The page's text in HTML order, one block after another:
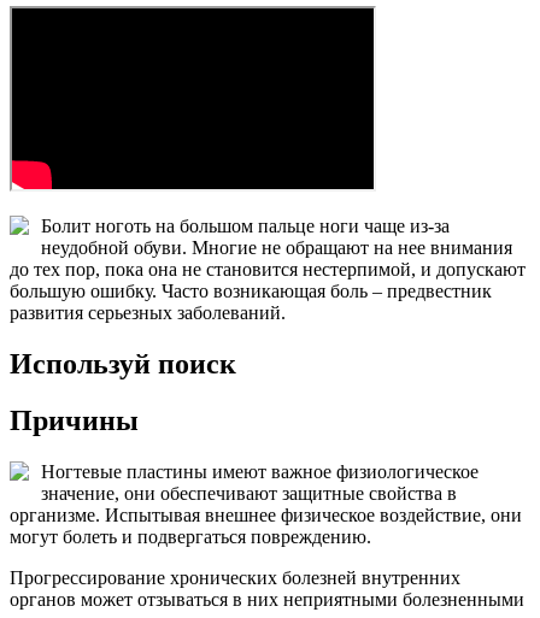
Болит ноготь на большом пальце ноги чаще из-за
неудобной обуви. Многие не обращают на нее внимания
до тех пор, пока она не становится нестерпимой, и допускают
большую ошибку. Часто возникающая боль – предвестник
развития серьезных заболеваний.
Используй поиск
Причины
Ногтевые пластины имеют важное физиологическое
значение, они обеспечивают защитные свойства в
организме. Испытывая внешнее физическое воздействие, они
могут болеть и подвергаться повреждению.
Прогрессирование хронических болезней внутренних
органов может отзываться в них неприятными болезненными